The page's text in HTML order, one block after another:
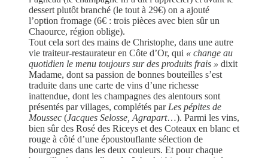
dessert plutôt branché (le tout à 29€) on a ajouté
l’option fromage (6€ : trois pièces avec bien sûr un
Chaource, région oblige).
Tout cela sort des mains de Christophe, dans une autre
vie traiteur-restaurateur en Côte d’Or, qui « change au
quotidien le menu toujours sur des produits frais » dixit
Madame, dont sa passion de bonnes bouteilles s’est
traduite dans une carte de vins d’une richesse
inattendue, dont les champagnes des alentours sont
présentés par villages, complétés par Les pépites de
Moussec (Jacques Selosse, Agrapart…). Parmi les vins,
bien sûr des Rosé des Riceys et des Coteaux en blanc et
rouge à côté d’une époustouflante sélection de
bourgognes dans les deux couleurs. Et pour chaque